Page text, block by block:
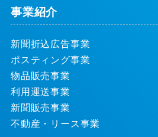
事業紹介
新聞折込広告事業
ポスティング事業
物品販売事業
利用運送事業
新聞販売事業
不動産・リース事業